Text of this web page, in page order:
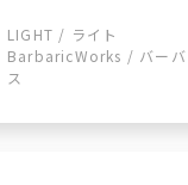
LIGHT / ライト
BarbaricWorks / バーバ
ス